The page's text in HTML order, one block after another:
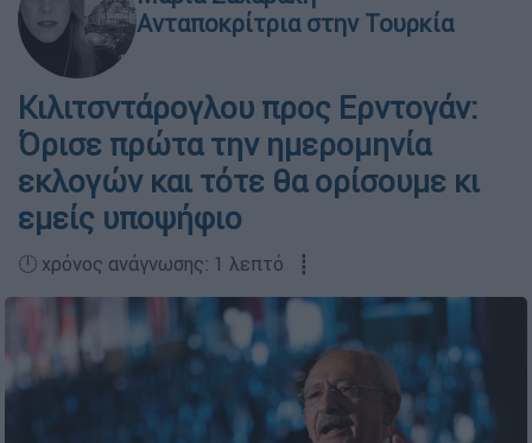
Ανταποκρίτρια στην Τουρκία
Κιλιτσντάρογλου προς Ερντογάν:
Όρισε πρώτα την ημερομηνία
εκλογών και τότε θα ορίσουμε κι
εμείς υποψήφιο
🕛 χρόνος ανάγνωσης: 1 λεπτό ┋